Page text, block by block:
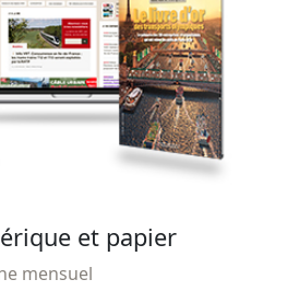
et papier
mensuel